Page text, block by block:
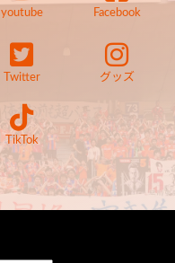
youtube Facebook
Twitter グッズ
TikTok